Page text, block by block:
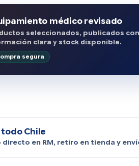
médico revisado
seleccionados, publicados con
clara y stock disponible.
segura
todo Chile
directo en RM, retiro en tienda y